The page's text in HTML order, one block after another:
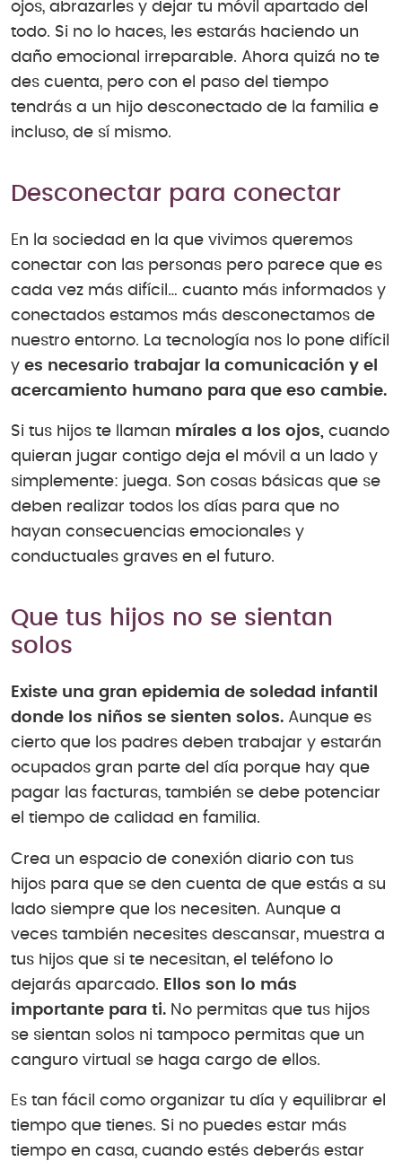
ojos, abrazarles y dejar tu móvil apartado del
todo. Si no lo haces, les estarás haciendo un
daño emocional irreparable. Ahora quizá no te
des cuenta, pero con el paso del tiempo
tendrás a un hijo desconectado de la familia e
incluso, de sí mismo.
Desconectar para conectar
En la sociedad en la que vivimos queremos
conectar con las personas pero parece que es
cada vez más difícil… cuanto más informados y
conectados estamos más desconectamos de
nuestro entorno. La tecnología nos lo pone difícil
y es necesario trabajar la comunicación y el
acercamiento humano para que eso cambie.
Si tus hijos te llaman mírales a los ojos, cuando
quieran jugar contigo deja el móvil a un lado y
simplemente: juega. Son cosas básicas que se
deben realizar todos los días para que no
hayan consecuencias emocionales y
conductuales graves en el futuro.
Que tus hijos no se sientan
solos
Existe una gran epidemia de soledad infantil
donde los niños se sienten solos. Aunque es
cierto que los padres deben trabajar y estarán
ocupados gran parte del día porque hay que
pagar las facturas, también se debe potenciar
el tiempo de calidad en familia.
Crea un espacio de conexión diario con tus
hijos para que se den cuenta de que estás a su
lado siempre que los necesiten. Aunque a
veces también necesites descansar, muestra a
tus hijos que si te necesitan, el teléfono lo
dejarás aparcado. Ellos son lo más
importante para ti. No permitas que tus hijos
se sientan solos ni tampoco permitas que un
canguro virtual se haga cargo de ellos.
Es tan fácil como organizar tu día y equilibrar el
tiempo que tienes. Si no puedes estar más
tiempo en casa, cuando estés deberás estar